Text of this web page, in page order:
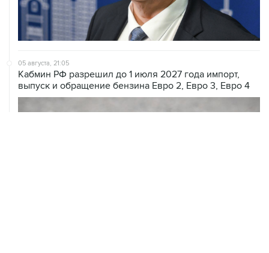
06 августа, 20:15
Инвестфирма Apollo покупает easyJet, оценив
авиакомпанию в $7,7 млрд